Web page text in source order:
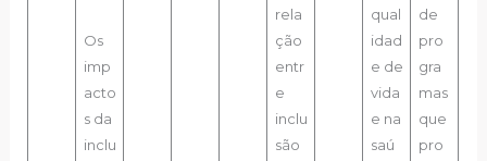
Os
imp
acto
s da
inclu
rela
ção
entr
e
inclu
são
qual
idad
e de
vida
e na
saú
de
pro
gra
mas
que
pro